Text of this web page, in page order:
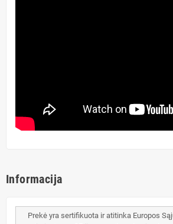
Informacija
Prekė yra sertifikuota ir atitinka Europos